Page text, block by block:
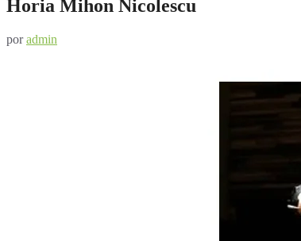
Horia Mihon Nicolescu
poradmin